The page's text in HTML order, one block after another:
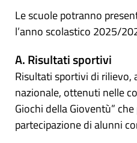
Le scuole potranno
l’anno scolastico 2025/
A. Risultati sportivi
Risultati sportivi di rilievo,
nazionale, ottenuti nelle
Giochi della Gioventù”
partecipazione di alunni